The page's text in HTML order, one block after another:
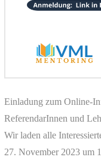
Einladung zum Online-
ReferendarInnen und
Wir laden alle
27. November 2023 um